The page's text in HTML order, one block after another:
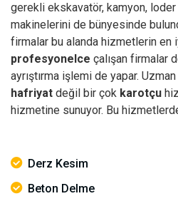
gerekli ekskavatör, kamyon,
makinelerini de bünyesinde
firmalar bu alanda hizmetlerin en
profesyonelce çalışan firmalar
ayrıştırma işlemi de yapar.
hafriyat değil bir çok karotçu
hizmetine sunuyor. Bu
Derz Kesim
Beton Delme